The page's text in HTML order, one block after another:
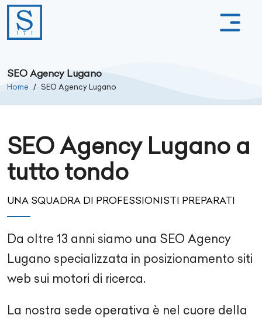
SEO Agency Lugano
Home SEO Agency Lugano
SEO Agency Lugano a
tutto tondo
UNA SQUADRA DI PROFESSIONISTI PREPARATI
Da oltre 13 anni siamo una SEO Agency
Lugano specializzata in posizionamento siti
web sui motori di ricerca.
La nostra sede operativa è nel cuore della